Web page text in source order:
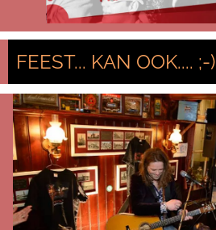
FEEST... KAN OOK.... ;-)